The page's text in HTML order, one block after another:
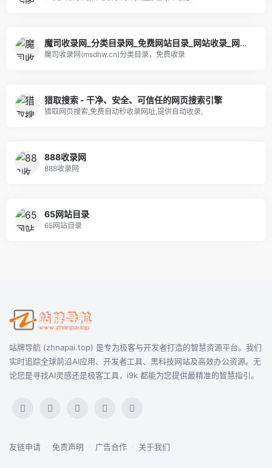
魔司收录网_分类目录网_免费网站目录_网站收录_网址提交_免费收录网站
魔司收录网(msdhw.cn)分类目录，免费收录
猎取搜索 - 干净、安全、可信任的网页搜索引擎
猎取网页搜索,免费自动秒收录网址,提供自动收录,
888收录网
888收录网
65网站目录
65网站目录
站牌导航 (zhnapai.top) 是专为极客与开发者打造的智慧资源平台。我们
实时追踪全球前沿AI应用、开发者工具、黑科技网站及高效办公资源。无
论您是寻找AI灵感还是极客工具，i9k 都能为您提供最精准的智慧指引。
友链申请 · 免责声明 · 广告合作 · 关于我们